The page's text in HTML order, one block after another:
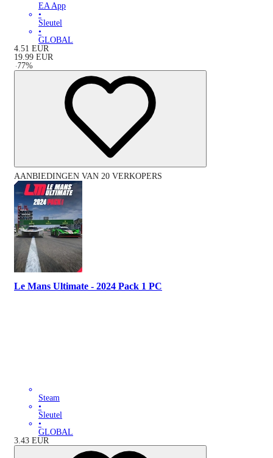
EA App
•
Sleutel
•
GLOBAL
4.51 EUR
19.99 EUR
-77%
AANBIEDINGEN VAN 20 VERKOPERS
Le Mans Ultimate - 2024 Pack 1 PC
Steam
•
Sleutel
•
GLOBAL
3.43 EUR